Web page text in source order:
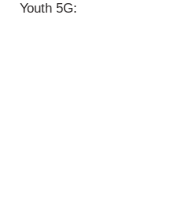
Youth 5G: